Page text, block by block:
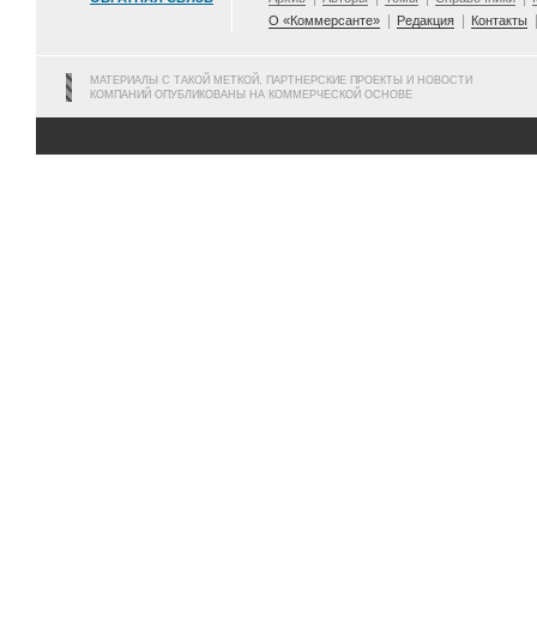
О «Коммерсанте»
Редакция Контакты
МАТЕРИАЛЫ С ТАКОЙ МЕТКОЙ, ПАРТНЕРСКИЕ ПРОЕКТЫ И НОВОСТИ
КОМПАНИЙ ОПУБЛИКОВАНЫ НА КОММЕРЧЕСКОЙ ОСНОВЕ